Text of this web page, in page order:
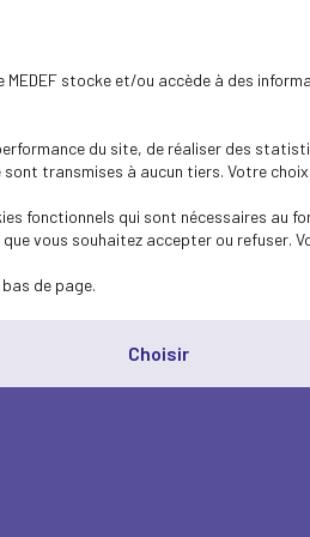
stocke et/ou accède à des
du site, de réaliser des
transmises à aucun tiers. Votre
fonctionnels qui sont nécessaires
vous souhaitez accepter ou refuser.
bas de page.
Choisir